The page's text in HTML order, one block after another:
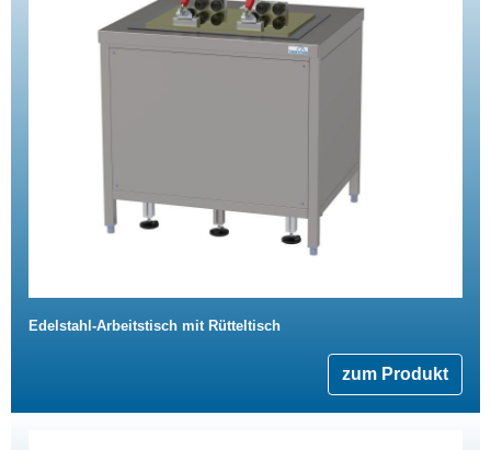
Edelstahl-Arbeitstisch mit Rütteltisch
zum Produkt